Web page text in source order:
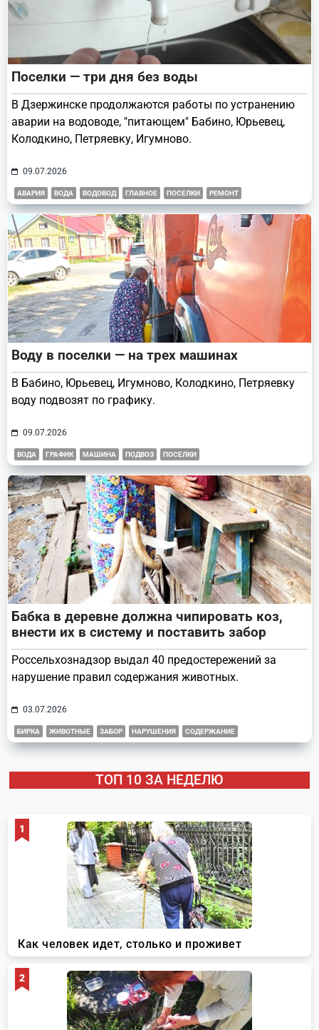
Поселки — три дня без воды
В Дзержинске продолжаются работы по устранению
аварии на водоводе, "питающем" Бабино, Юрьевец,
Колодкино, Петряевку, Игумново.
09.07.2026
АВАРИЯ ВОДА ВОДОВОД ГЛАВНОЕ ПОСЕЛКИ РЕМОНТ
Воду в поселки — на трех машинах
В Бабино, Юрьевец, Игумново, Колодкино, Петряевку
воду подвозят по графику.
09.07.2026
ВОДА ГРАФИК МАШИНА ПОДВОЗ ПОСЕЛКИ
Бабка в деревне должна чипировать коз,
внести их в систему и поставить забор
Россельхознадзор выдал 40 предостережений за
нарушение правил содержания животных.
03.07.2026
БИРКА ЖИВОТНЫЕ ЗАБОР НАРУШЕНИЯ СОДЕРЖАНИЕ
ТОП 10 ЗА НЕДЕЛЮ